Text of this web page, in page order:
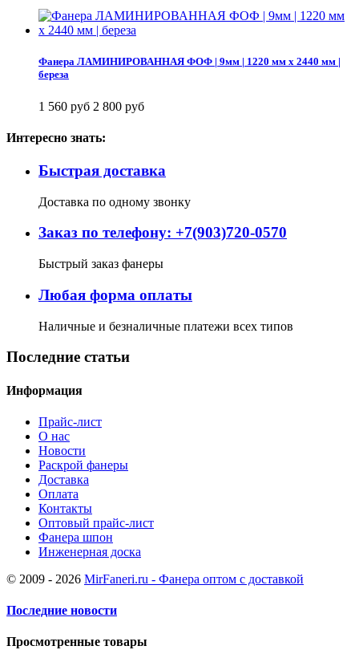
Фанера ЛАМИНИРОВАННАЯ ФОФ | 9мм | 1220 мм х 2440 мм |
береза
1 560 руб 2 800 руб
Интересно знать:
Быстрая доставка
Доставка по одному звонку
Заказ по телефону: +7(903)720-0570
Быстрый заказ фанеры
Любая форма оплаты
Наличные и безналичные платежи всех типов
Последние статьи
Информация
Прайс-лист
О нас
Новости
Раскрой фанеры
Доставка
Оплата
Контакты
Оптовый прайс-лист
Фанера шпон
Инженерная доска
© 2009 - 2026 MirFaneri.ru - Фанера оптом с доставкой
Последние новости
Просмотренные товары